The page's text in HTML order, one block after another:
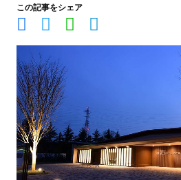
この記事をシェア